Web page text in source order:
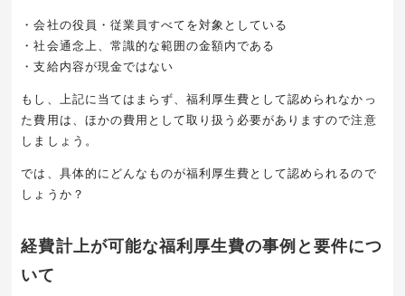
・会社の役員・従業員すべてを対象としている
・社会通念上、常識的な範囲の金額内である
・支給内容が現金ではない
もし、上記に当てはまらず、福利厚生費として認められなかっ
た費用は、ほかの費用として取り扱う必要がありますので注意
しましょう。
では、具体的にどんなものが福利厚生費として認められるので
しょうか？
経費計上が可能な福利厚生費の事例と要件につ
いて